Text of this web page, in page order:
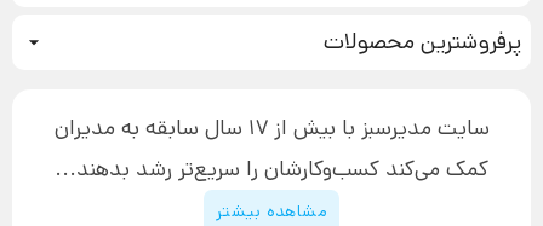
تبلیغ نویسی
افزایش عملکرد
چگونه کتاب بنویسیم
دوره اینستاگرام
آموزش دسترسی به دانلود فایل‌ها
پیگیری سفارش
پشتیبانی
قوانین و مقررات سایت
پرفروشترین محصولاتدوره جدید سیستم سازی
سایت مدیرسبز با بیش از 17 سال سابقه به مدیران
کمک می‌کند کسب‌و‌کارشان را سریع‌تر رشد بدهند...
مشاهده بیشتر